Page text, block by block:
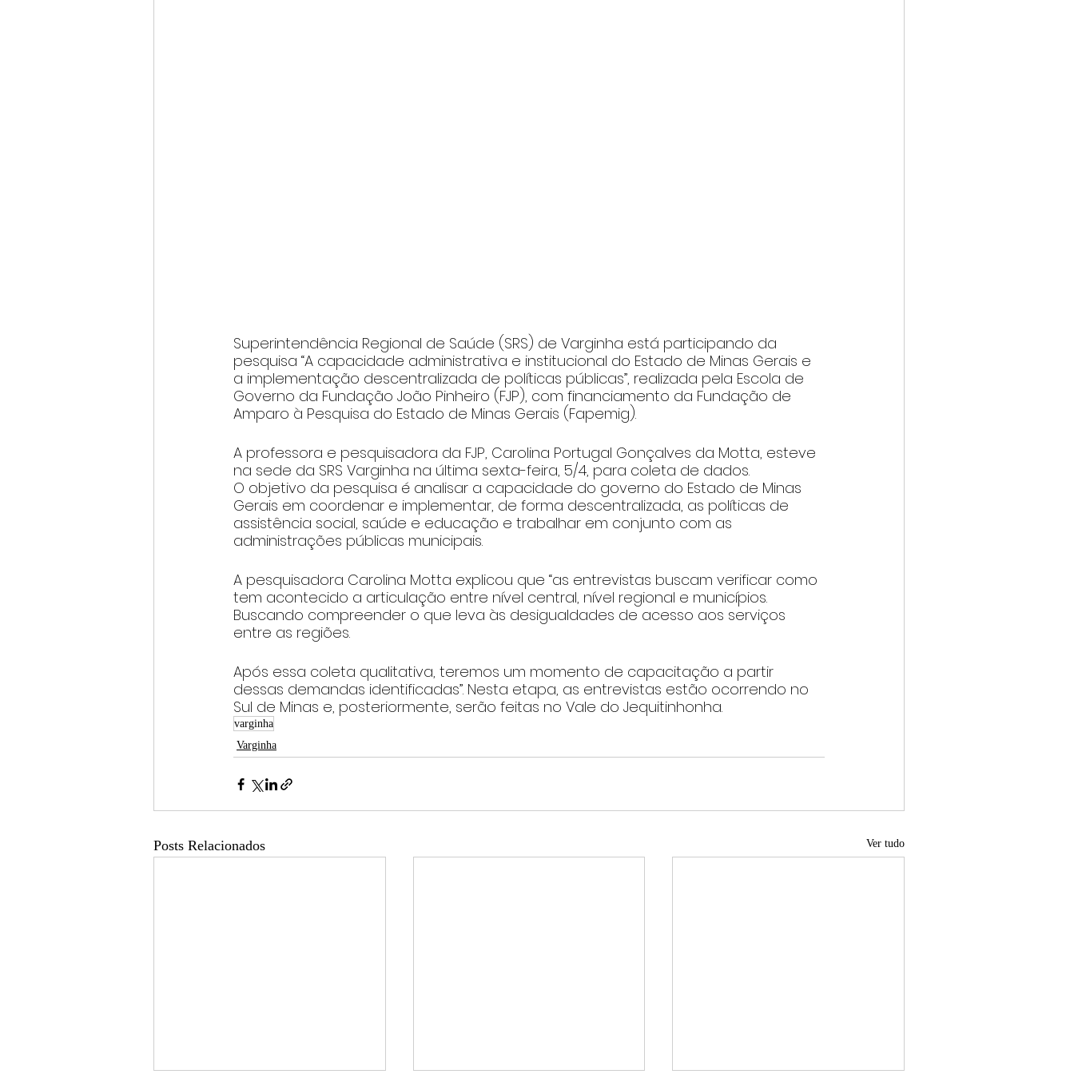
Superintendência Regional de Saúde (SRS) de Varginha está participando da
pesquisa “A capacidade administrativa e institucional do Estado de Minas Gerais e
a implementação descentralizada de políticas públicas”, realizada pela Escola de
Governo da Fundação João Pinheiro (FJP), com financiamento da Fundação de
Amparo à Pesquisa do Estado de Minas Gerais (Fapemig).
A professora e pesquisadora da FJP, Carolina Portugal Gonçalves da Motta, esteve
na sede da SRS Varginha na última sexta-feira, 5/4, para coleta de dados.
O objetivo da pesquisa é analisar a capacidade do governo do Estado de Minas
Gerais em coordenar e implementar, de forma descentralizada, as políticas de
assistência social, saúde e educação e trabalhar em conjunto com as
administrações públicas municipais.
A pesquisadora Carolina Motta explicou que “as entrevistas buscam verificar como
tem acontecido a articulação entre nível central, nível regional e municípios.
Buscando compreender o que leva às desigualdades de acesso aos serviços
entre as regiões.
Após essa coleta qualitativa, teremos um momento de capacitação a partir
dessas demandas identificadas”. Nesta etapa, as entrevistas estão ocorrendo no
Sul de Minas e, posteriormente, serão feitas no Vale do Jequitinhonha.
varginha
Varginha
Posts Relacionados Ver tudo